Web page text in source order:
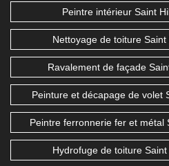
Peintre intérieur Saint
Nettoyage de toiture
Ravalement de façade
Peinture et décapage de volet
Peintre ferronnerie fer et métal
Hydrofuge de toiture